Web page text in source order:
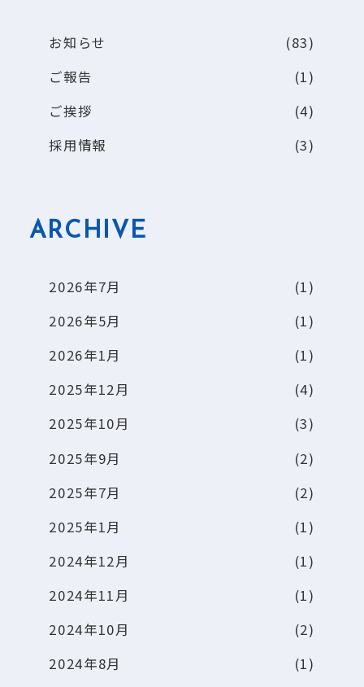
お知らせ
(83)
ご報告
(1)
ご挨拶
(4)
採用情報
(3)
ARCHIVE
2026年7月
(1)
2026年5月
(1)
2026年1月
(1)
2025年12月
(4)
2025年10月
(3)
2025年9月
(2)
2025年7月
(2)
2025年1月
(1)
2024年12月
(1)
2024年11月
(1)
2024年10月
(2)
2024年8月
(1)